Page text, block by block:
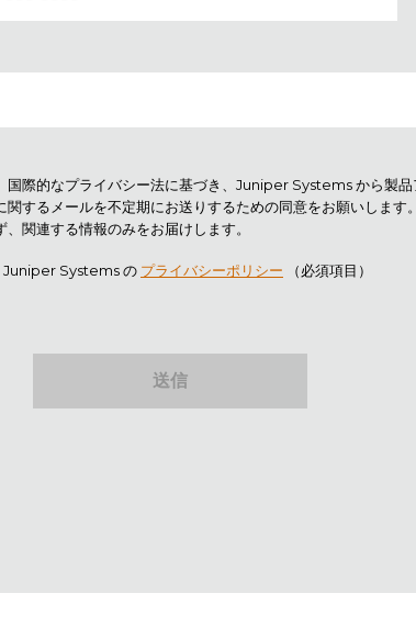
国際的なプライバシー法に基づき、Juniper Systems から製
関するメールを不定期にお送りするための同意をお願いします
関連する情報のみをお届けします。
Juniper Systems の プライバシーポリシー （必須項目）
送信